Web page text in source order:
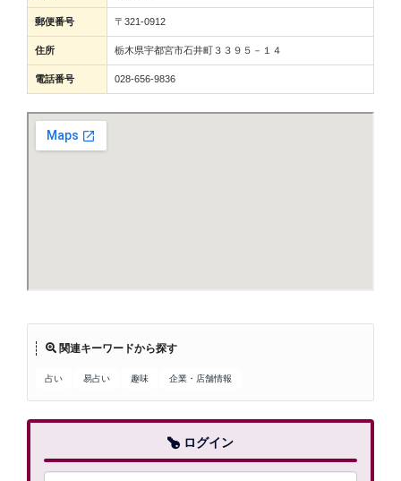
郵便番号 〒321-0912
住所 栃木県宇都宮市石井町３３９５－１４
電話番号 028-656-9836
関連キーワードから探す
占い 易占い 趣味 企業・店舗情報
ログイン